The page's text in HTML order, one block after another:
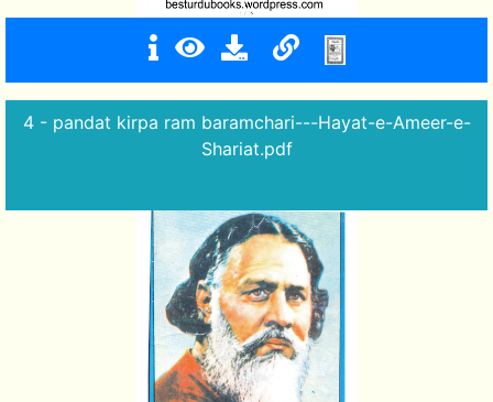
4 - pandat kirpa ram baramchari---Hayat-e-Ameer-e-
Shariat.pdf